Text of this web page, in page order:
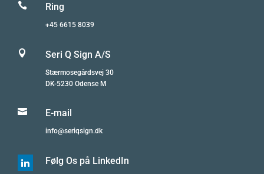
 Ring
+45 6615 8039
 Seri Q Sign A/S
Stærmosegårdsvej 30
DK-5230 Odense M
 E-mail
info@seriqsign.dk
 Følg Os på LinkedIn